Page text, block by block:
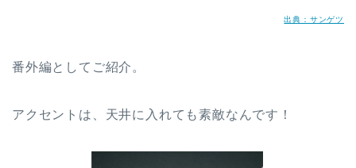
出典：サンゲツ
番外編としてご紹介。
アクセントは、天井に入れても素敵なんです！